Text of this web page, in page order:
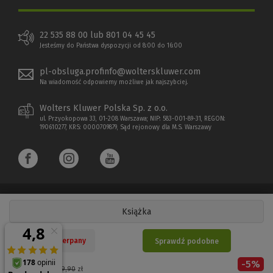
Książka
Cena regularna: 59,90zł
-5%
Nakład wyczerpany Sprawdź podobne
22 535 88 00 lub 801 04 45 45
Jesteśmy do Państwa dyspozycji od 8:00 do 16:00
pl-obsluga.profinfo@wolterskluwer.com
Na wiadomość odpowiemy możliwe jak najszybciej.
Wolters Kluwer Polska Sp. z o.o.
ul. Przyokopowa 33, 01-208 Warszawa; NIP: 583-001-89-31, REGON:
190610277, KRS: 0000709879, Sąd rejonowy dla M.S. Warszawy
Copyright 1997 - 2026 Wolters Kluwer Polska Sp. z o.o.
Płatności elektroniczne
(Nowe
(Link